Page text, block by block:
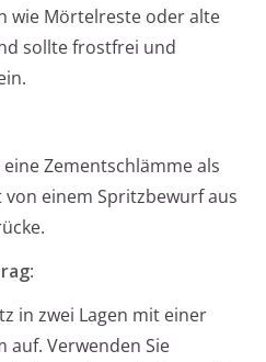
wie Mörtelreste oder alte
sollte frostfrei und
Zementschlämme als
einem Spritzbewurf aus
:
in zwei Lagen mit einer
auf. Verwenden Sie